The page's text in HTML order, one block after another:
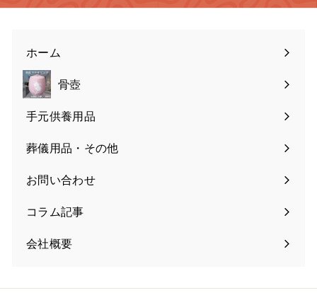
ホーム
骨壺
手元供養用品
葬儀用品・その他
お問い合わせ
コラム記事
会社概要